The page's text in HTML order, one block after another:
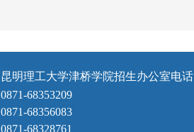
昆明理工大学津桥学院招生办公室电话
0871-68353209
0871-68356083
0871-68328761